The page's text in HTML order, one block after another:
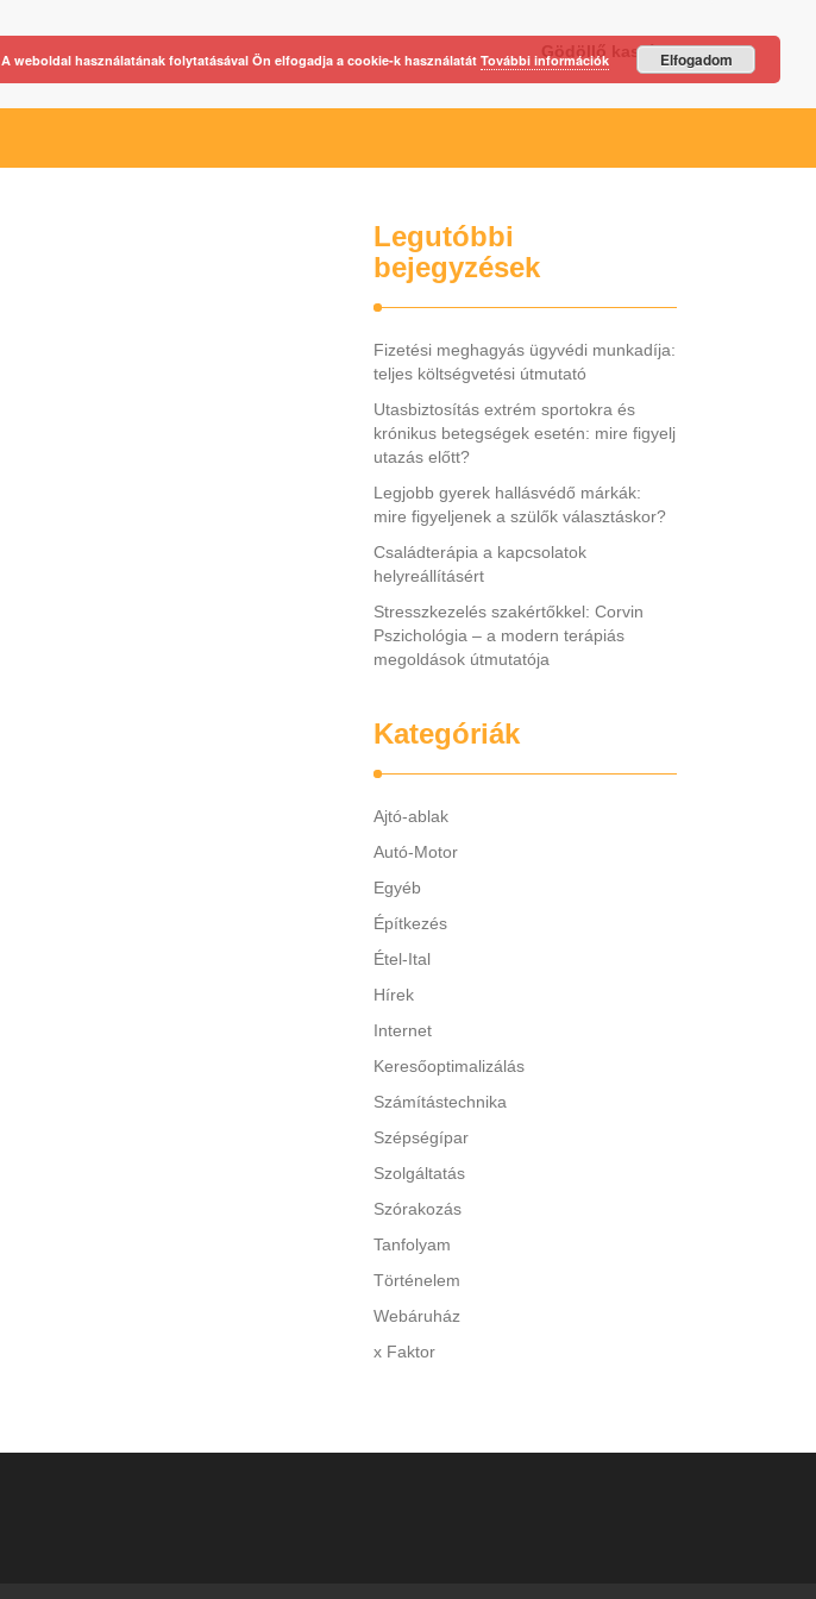
Gödöllő kastély
Legutóbbi
bejegyzések
Fizetési meghagyás ügyvédi munkadíja:
teljes költségvetési útmutató
Utasbiztosítás extrém sportokra és
krónikus betegségek esetén: mire figyelj
utazás előtt?
Legjobb gyerek hallásvédő márkák:
mire figyeljenek a szülők választáskor?
Családterápia a kapcsolatok
helyreállításért
Stresszkezelés szakértőkkel: Corvin
Pszichológia – a modern terápiás
megoldások útmutatója
Kategóriák
Ajtó-ablak
Autó-Motor
Egyéb
Építkezés
Étel-Ital
Hírek
Internet
Keresőoptimalizálás
Számítástechnika
Szépségípar
Szolgáltatás
Szórakozás
Tanfolyam
Történelem
Webáruház
x Faktor
A weboldal használatának folytatásával Ön elfogadja a cookie-k használatát További információk Elfogadom